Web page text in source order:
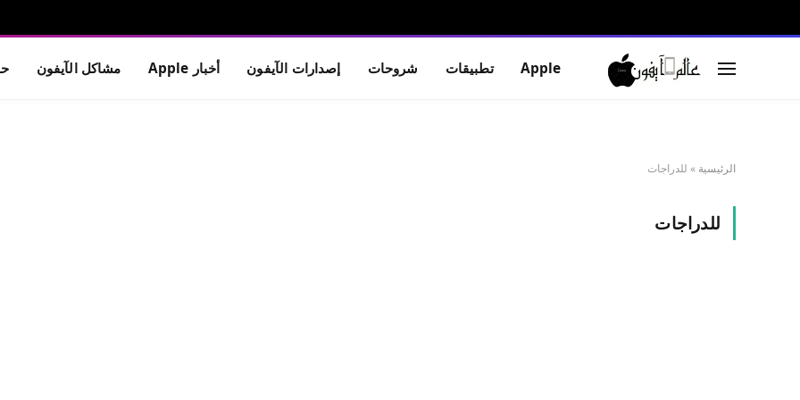
Apple تطبيقات شروحات إصدارات الآيفون أخبار Apple مشاكل الآيفون
الرئيسية » للدراجات
للدراجات